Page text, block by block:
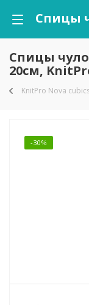
Спицы
20см,
KnitPro Nova
-30%